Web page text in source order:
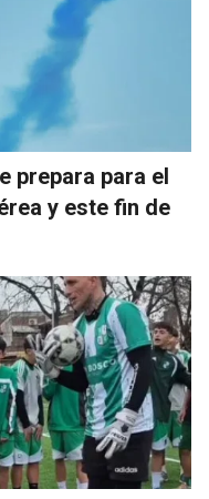
prepara para el
y este fin de